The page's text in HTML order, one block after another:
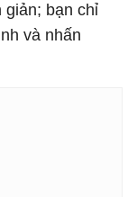
giản; bạn chỉ
và nhấn